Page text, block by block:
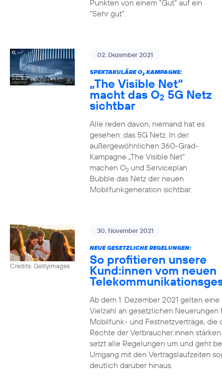
Punkten von einem “Gut” auf ein
“Sehr gut”.
02. Dezember 2021
SPEKTAKULÄRE O2KAMPAGNE:
„The Visible Net“
macht das O2 5G Netz
sichtbar
Alle reden davon, niemand hat es
gesehen: das 5G Netz. In der
außergewöhnlichen 360-Grad-
Kampagne „The Visible Net“
machen O2und Serviceplan
Bubble das Netz der neuen
Mobilfunkgeneration sichtbar.
Credits: Gettyimages
30. November 2021
NEUE GESETZLICHE REGELUNGEN:
So profitieren unsere
Kund:innen vom neuen
Ab dem 1. Dezember 2021 gelten eine
Vielzahl an gesetzlichen Neuerungen
Mobilfunk- und Festnetzverträge, die
Rechte der Verbraucher:innen
setzt alle Regelungen um und geht
Umgang mit den Vertragslaufzeiten
deutlich darüber hinaus.